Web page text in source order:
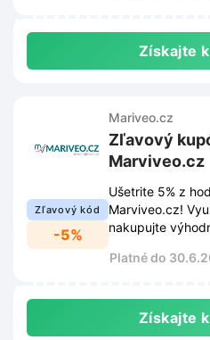
Získajte
Zľavový kód
-5%
Mariveo.cz
Zľavový
Marviveo.cz
Ušetrite 5% z
Marviveo.cz!
nakupujte
Platné do
Získajte